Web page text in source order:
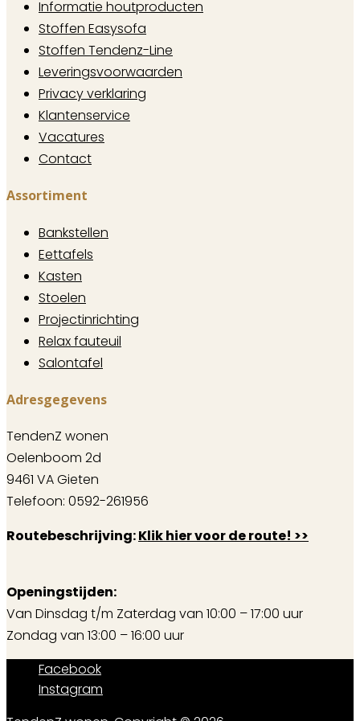
Informatie houtproducten
Stoffen Easysofa
Stoffen Tendenz-Line
Leveringsvoorwaarden
Privacy verklaring
Klantenservice
Vacatures
Contact
Assortiment
Bankstellen
Eettafels
Kasten
Stoelen
Projectinrichting
Relax fauteuil
Salontafel
Adresgegevens
TendenZ wonen
Oelenboom 2d
9461 VA Gieten
Telefoon: 0592-261956
Routebeschrijving:Klik hier voor de route! >>
Openingstijden:
Van Dinsdag t/m Zaterdag van 10:00 – 17:00 uur
Zondag van 13:00 – 16:00 uur
Facebook
Instagram